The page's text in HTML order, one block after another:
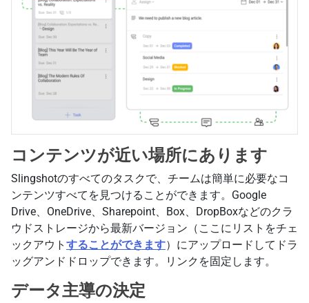
コンテンツが近い場所にあります
Slingshotのすべてのタスクで、チームは簡単に必要なコ
ンテンツすべてを見つけることができます。Google
Drive、OneDrive、Sharepoint、Box、DropBoxなどのクラ
ウドストレージから最新バージョン（ここにリストをチェ
ックアウト することができます）にアップロードしてドラ
ッグアンドドロップできます。リンクを固定します。
データ主導の決定